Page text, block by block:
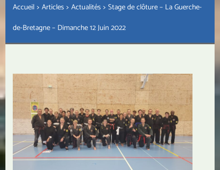
Accueil > Articles > Actualités > Stage de clôture – La Guerche-
de-Bretagne – Dimanche 12 Juin 2022